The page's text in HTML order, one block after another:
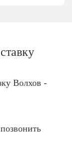
Волхов -